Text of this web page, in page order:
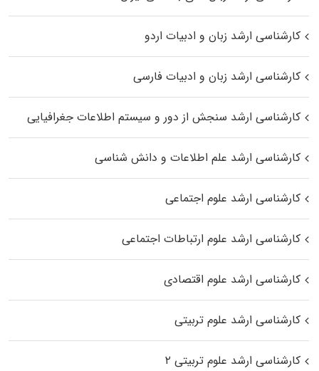
کارشناسی ارشد زبان و ادبیات اردو
کارشناسی ارشد زبان و ادبیات فارسی
کارشناسی ارشد سنجش از دور و سیستم اطلاعات جغرافیایی
کارشناسی ارشد علم اطلاعات و دانش شناسی
کارشناسی ارشد علوم اجتماعی
کارشناسی ارشد علوم ارتباطات اجتماعی
کارشناسی ارشد علوم اقتصادی
کارشناسی ارشد علوم تربیتی
کارشناسی ارشد علوم تربیتی ۲